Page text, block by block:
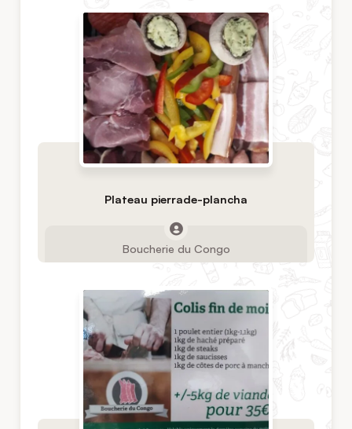
Plateau pierrade-plancha
Boucherie du Congo